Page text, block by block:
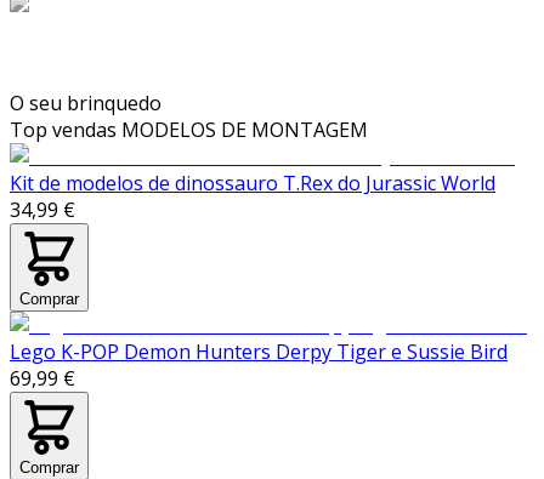
O seu brinquedo
Top vendas MODELOS DE MONTAGEM
Kit de modelos de dinossauro T.Rex do Jurassic World
34,99 €
Comprar
Lego K-POP Demon Hunters Derpy Tiger e Sussie Bird
69,99 €
Comprar